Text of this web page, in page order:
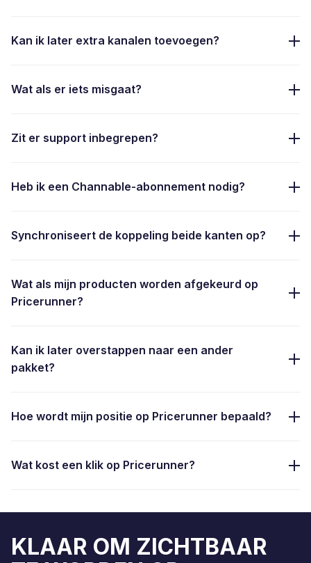
Kan ik later extra kanalen toevoegen?
Wat als er iets misgaat?
Zit er support inbegrepen?
Heb ik een Channable-abonnement nodig?
Synchroniseert de koppeling beide kanten op?
Wat als mijn producten worden afgekeurd op
Pricerunner?
Kan ik later overstappen naar een ander
pakket?
Hoe wordt mijn positie op Pricerunner bepaald?
Wat kost een klik op Pricerunner?
KLAAR OM ZICHTBAAR